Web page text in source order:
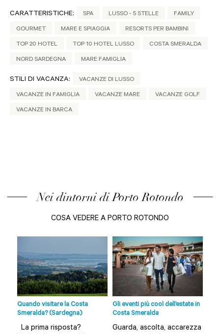
CARATTERISTICHE: SPA LUSSO - 5 STELLE FAMILY
GOURMET MARE E SPIAGGIA RESORTS PER BAMBINI
TOP 20 HOTEL TOP 10 HOTEL LUSSO COSTA SMERALDA
NORD SARDEGNA MARE FAMIGLIA
STILI DI VACANZA: VACANZE DI LUSSO
VACANZE IN FAMIGLIA VACANZE MARE VACANZE GOLF
VACANZE IN BARCA
Nei dintorni di Porto Rotondo
COSA VEDERE A PORTO ROTONDO
Quando visitare la Costa
Smeralda? (Sardegna)
La prima risposta?
Gli eventi più cool dell’estate in
Costa Smeralda
Guarda, ascolta, accarezza